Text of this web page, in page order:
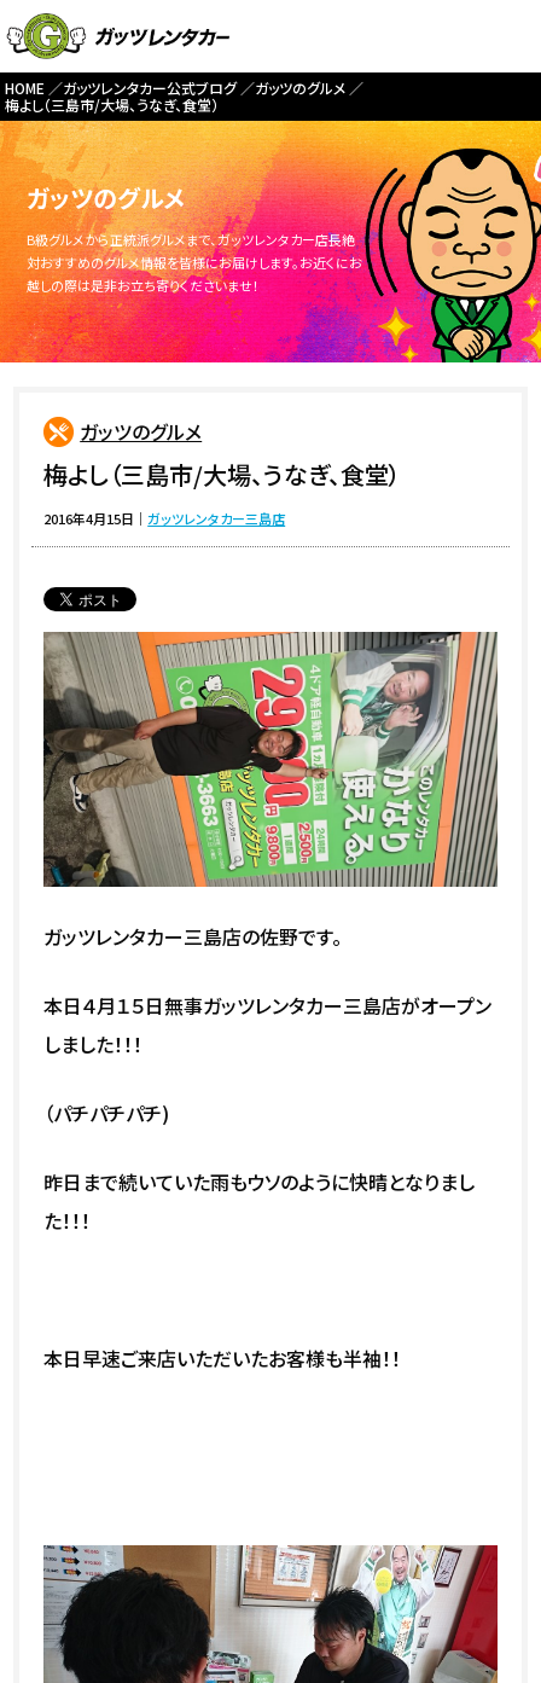
HOME ガッツレンタカー公式ブログ
ガッツのグルメ
梅よし（三島市/大場、うなぎ、食堂）
ガッツのグルメ
B級グルメから正統派グルメまで、ガッツレンタカー店長絶
対おすすめのグルメ情報を皆様にお届けします。お近くにお
越しの際は是非お立ち寄りくださいませ！
ガッツのグルメ
梅よし（三島市/大場、うなぎ、食堂）
2016年4月15日 ｜ガッツレンタカー三島店
ガッツレンタカー三島店の佐野です。
本日４月１５日無事ガッツレンタカー三島店がオープン
しました！！！
（パチパチパチ)
昨日まで続いていた雨もウソのように快晴となりまし
た！！！
本日早速ご来店いただいたお客様も半袖！！